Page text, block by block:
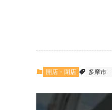
開店・閉店 多摩市